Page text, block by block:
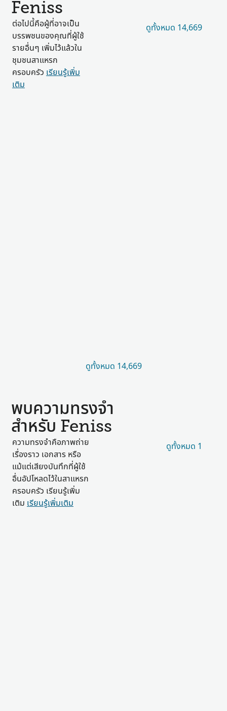
Feniss
ต่อไปนี้คือผู้ที่อาจเป็น
บรรพชนของคุณที่ผู้ใช้
รายอื่นๆ เพิ่มไว้แล้วใน
ชุมชนสาแหรก
ครอบครัว เรียนรู้เพิ่ม
เติม
ดูทั้งหมด 14,669
ดูทั้งหมด 14,669
พบความทรงจำ
สำหรับ Feniss
ความทรงจำคือภาพถ่าย
เรื่องราว เอกสาร หรือ
แม้แต่เสียงบันทึกที่ผู้ใช้
อื่นอัปโหลดไว้ในสาแหรก
ครอบครัว เรียนรู้เพิ่ม
เติม เรียนรู้เพิ่มเติม
ดูทั้งหมด 1